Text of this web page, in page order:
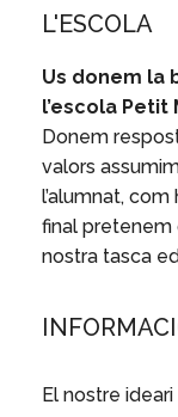
L'ESCOLA
Us donem la
l’escola Petit
Donem
valors
l’alumnat,
final
nostra tasca
El nostre ideari